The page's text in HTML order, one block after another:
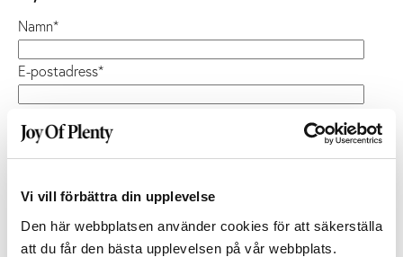
Vi vill förbättra din upplevelse
Den här webbplatsen använder cookies för att säkerställa
att du får den bästa upplevelsen på vår webbplats.
Namn*
E-postadress*
Företag
Meddelande